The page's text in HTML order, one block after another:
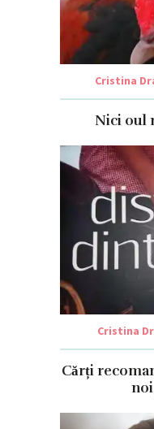
Cristina
Nici oul
Cristina
Cărți